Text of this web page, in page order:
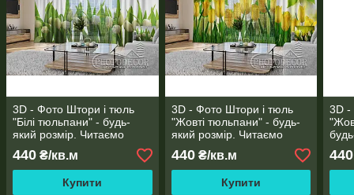
3D - Фото Штори і тюль
"Білі тюльпани" - будь-
який розмір. Читаємо
опис!
440 ₴/кв.м
Купити
3D - Фото Штори і тюль
"Жовті тюльпани" - будь-
який розмір. Читаємо
опис!
440₴/кв.м
Купити
3D -
440